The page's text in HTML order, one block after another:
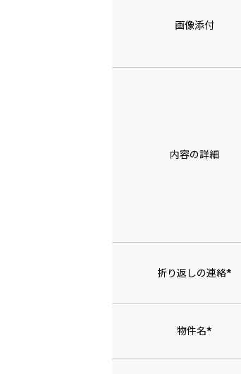
画像添付
内容の詳細
折り返しの連絡*
物件名*